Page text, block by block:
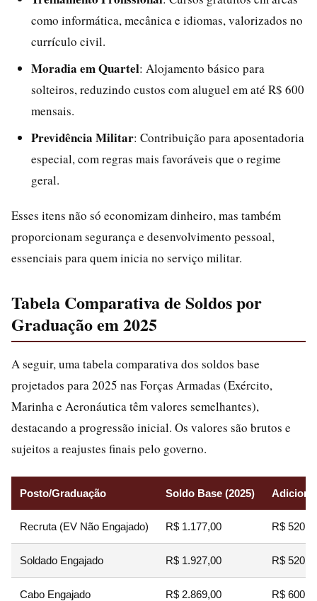
como informática, mecânica e idiomas, valorizados no
currículo civil.
Moradia em Quartel: Alojamento básico para
solteiros, reduzindo custos com aluguel em até R$ 600
mensais.
Previdência Militar: Contribuição para aposentadoria
especial, com regras mais favoráveis que o regime
geral.
Esses itens não só economizam dinheiro, mas também
proporcionam segurança e desenvolvimento pessoal,
essenciais para quem inicia no serviço militar.
Tabela Comparativa de Soldos por
Graduação em 2025
A seguir, uma tabela comparativa dos soldos base
projetados para 2025 nas Forças Armadas (Exército,
Marinha e Aeronáutica têm valores semelhantes),
destacando a progressão inicial. Os valores são brutos e
sujeitos a reajustes finais pelo governo.
Posto/Graduação Soldo Base (2025)
Recruta (EV Não Engajado) R$ 1.177,00 R$ 520 -
Soldado Engajado R$ 1.927,00 R$ 520 -
Cabo Engajado R$ 2.869,00 R$ 600 -